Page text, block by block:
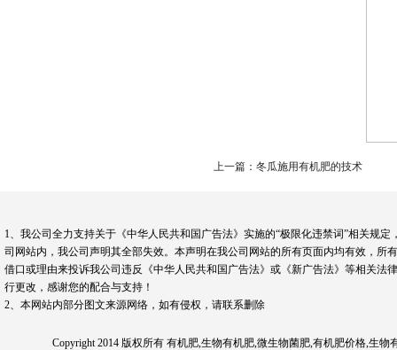
上一篇：冬瓜施用有机肥的技术
1、我公司全力支持关于《中华人民共和国广告法》实施的“极限化违禁词”相关规
司网站内，我公司声明其全部失效。本声明在我公司网站的所有页面内均有效，
借口或理由来投诉我公司违反《中华人民共和国广告法》或《新广告法》等相关
行更改，感谢您的配合与支持！
2、本网站内部分图文来源网络，如有侵权，请联系删除
Copyright 2014 版权所有 有机肥,生物有机肥,微生物菌肥,有机肥价格,生